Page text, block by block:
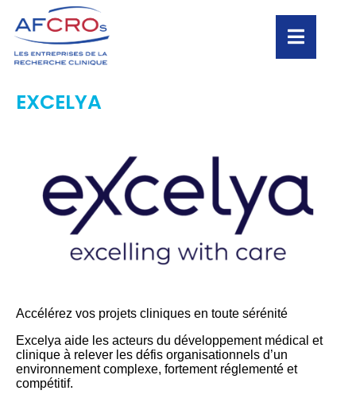
EXCELYA
Accélérez vos projets cliniques en toute sérénité
Excelya aide les acteurs du développement médical et
clinique à relever les défis organisationnels d’un
environnement complexe, fortement réglementé et
compétitif.